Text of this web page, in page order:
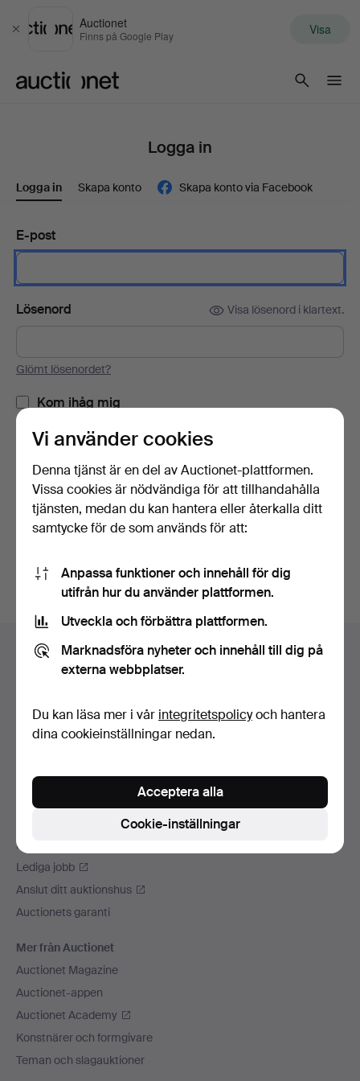
Stäng
Auctionet
Finns på Google Play Visa
Logga in
Logga in Skapa konto Skapa konto via Facebook
E-post
Lösenord Visa lösenord i klartext.
Glömt lösenordet?
Kom ihåg mig
Logga in
eller logga in via Facebook här
Sidfotsnavigation
Hjälp och kontakt
Kontakta support
Betalningsalternativ
Vi skickar med
Auctionet
Press
Lediga jobb
Anslut ditt auktionshus
Auctionets garanti
Mer från Auctionet
Auctionet Magazine
Auctionet-appen
Auctionet Academy
Konstnärer och formgivare
Teman och slagauktioner
Vi använder cookies
Denna tjänst är en del av Auctionet-plattformen.
Vissa cookies är nödvändiga för att tillhandahålla
tjänsten, medan du kan hantera eller återkalla ditt
samtycke för de som används för att:
Anpassa funktioner och innehåll för dig
utifrån hur du använder plattformen.
Utveckla och förbättra plattformen.
Marknadsföra nyheter och innehåll till dig på
externa webbplatser.
Du kan läsa mer i vår integritetspolicyoch hantera
dina cookieinställningar nedan.
Cookie-inställningar
Acceptera alla